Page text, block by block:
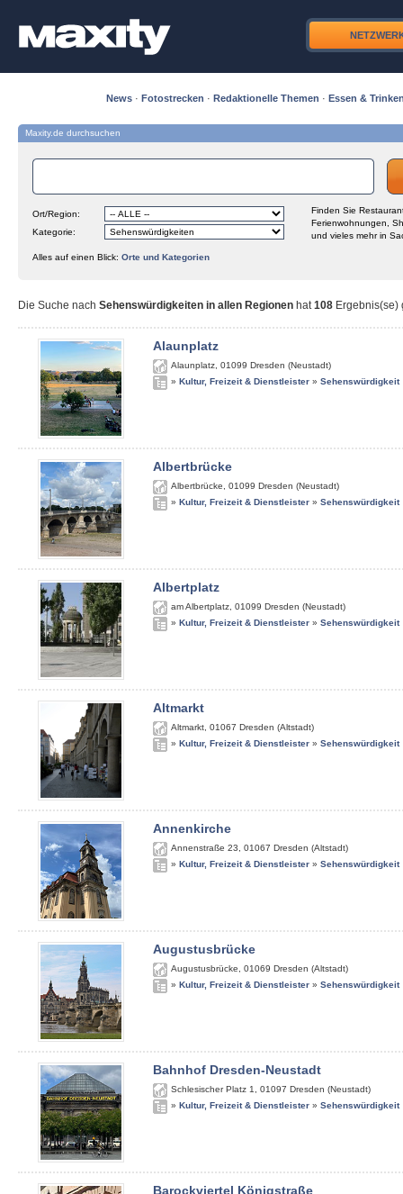
News · Fotostrecken · Redaktionelle Themen · Essen &
Maxity.de durchsuchen
Ort/Region:
Kategorie:
Finden Sie
Ferienwohnungen,
und vieles mehr in
Alles auf einen Blick: Orte und Kategorien
Die Suche nach Sehenswürdigkeiten in allen Regionen hat108 Ergebnis(se)
Alaunplatz
Alaunplatz 01099 Dresden (Neustadt)
» Kultur, Freizeit & Dienstleister » Sehenswürdigkeit
Albertbrücke
Albertbrücke 01099 Dresden (Neustadt)
» Kultur, Freizeit & Dienstleister » Sehenswürdigkeit
Albertplatz
am Albertplatz 01099 Dresden (Neustadt)
» Kultur, Freizeit & Dienstleister » Sehenswürdigkeit
Altmarkt
Altmarkt 01067 Dresden (Altstadt)
» Kultur, Freizeit & Dienstleister » Sehenswürdigkeit
Annenkirche
Annenstraße 23 01067 Dresden (Altstadt)
» Kultur, Freizeit & Dienstleister » Sehenswürdigkeit
Augustusbrücke
Augustusbrücke 01069 Dresden (Altstadt)
» Kultur, Freizeit & Dienstleister » Sehenswürdigkeit
Bahnhof Dresden-Neustadt
Schlesischer Platz 1 01097 Dresden (Neustadt)
» Kultur, Freizeit & Dienstleister » Sehenswürdigkeit
Barockviertel Königstraße